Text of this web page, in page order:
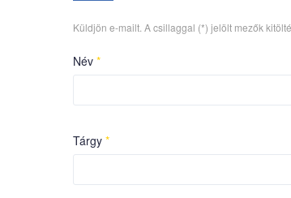
Küldjön e-mailt. A csillaggal (*) jelölt mezők
Név *
Tárgy *